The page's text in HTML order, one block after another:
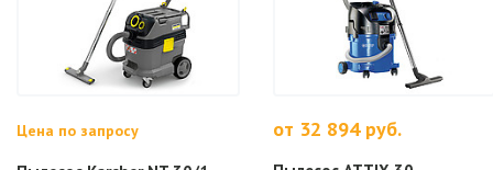
Цена по запросу от 32 894 руб.